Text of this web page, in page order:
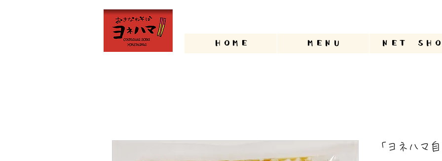
HOME MENU NET
「ヨネハマ